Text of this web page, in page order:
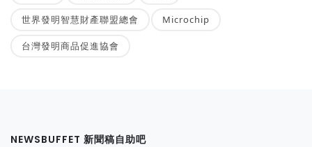
世界發明智慧財產聯盟總會 Microchip
台灣發明商品促進協會
NEWSBUFFET 新聞稿自助吧